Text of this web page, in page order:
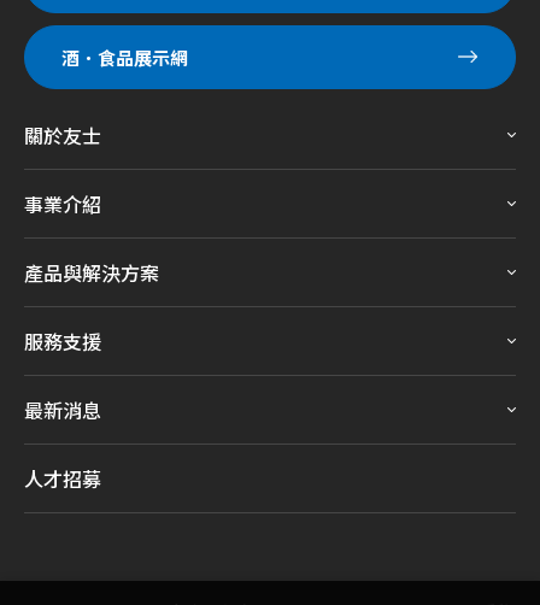
酒．食品展示網
關於友士
事業介紹
產品與解決方案
服務支援
最新消息
人才招募